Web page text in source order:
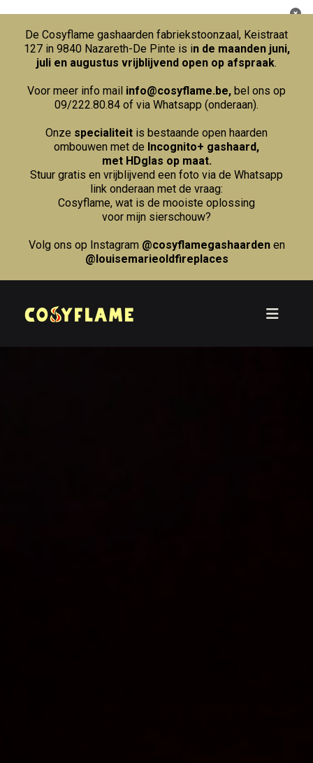
De Cosyflame gashaarden fabriekstoonzaal, Keistraat
127 in 9840 Nazareth-De Pinte is in de maanden juni,
juli en augustus vrijblijvend open op afspraak.
Voor meer info mail info@cosyflame.be, bel ons op
09/222.80.84 of via Whatsapp (onderaan).
Onze specialiteit is bestaande open haarden
ombouwen met de Incognito+ gashaard,
met HDglas op maat.
Stuur gratis en vrijblijvend een foto via de Whatsapp
link onderaan met de vraag:
Cosyflame, wat is de mooiste oplossing
voor mijn sierschouw?
Volg ons op Instagram @cosyflamegashaardenen
@louisemarieoldfireplaces